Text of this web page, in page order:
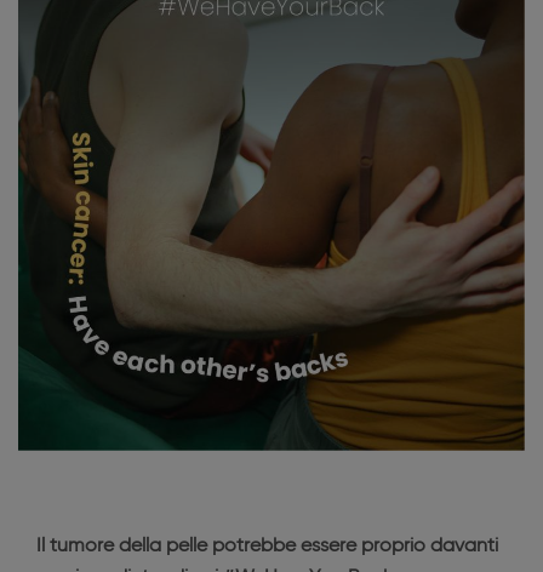
Il tumore della pelle potrebbe essere proprio davanti